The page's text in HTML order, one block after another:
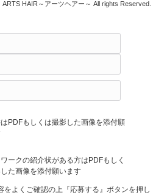
HAIR～アーツヘアー～ All rights Reserved.
PDFもしくは撮影した画像を添付願
ークの紹介状がある方はPDFもしく
た画像を添付願います
よくご確認の上『応募する』ボタンを押し